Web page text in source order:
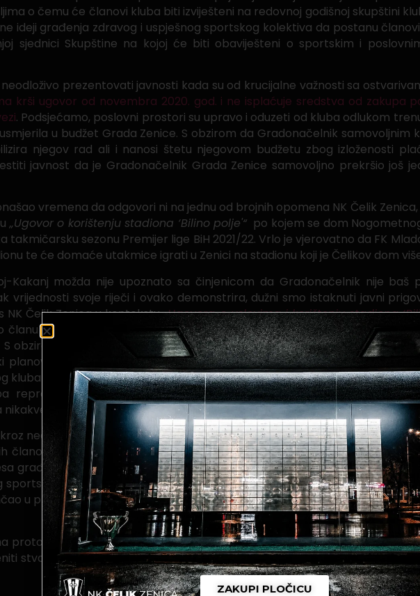
o čemu će članovi kluba biti izviješteni na redovnoj godišnoj skupštini
ideji građenja zdravog i uspješnog sportskog kolektiva da postanu
sjednici Skupštine na kojoj će biti obaviješteni o sportskim i
prezentovati javnosti kada su od krucijalne važnosti sa
krši ugovor od novembra 2020. god. i ne isplaćuje sredstva od zakupa
. Podsjećamo, poslovni prostori su upravo i oduzeti od kluba odlukom
u budžet Grada Zenice. S obzirom da Gradonačelnik samovoljnim
njegov rad ali i nanosi štetu njegovom budžetu zbog izloženosti
javnost da je Gradonačelnik Grada Zenice samovoljno prekršio još
vremena da odgovori ni na jednu od brojnih opomena NK Čelik
„Ugovor o korištenju stadiona ‘Bilino polje'“ po kojem se dom
sezonu Premijer lige BiH 2021/22. Vrlo je vjerovatno da FK
te će domaće utakmice igrati u Zenici na stadionu koji je Čelikov dom
Kakanj možda nije upoznato sa činjenicom da Gradonačelnik nije
vrijednosti svoje riječi i ovako demonstrira, dužni smo istaknuti javni
NK Čelik Zenica u kontekstu„Ugovora o uslovima i korištenju stadiona
članu 14. tog ugovora, Grad Zenica je dužan blagovremeno pismeno
obzirom da to do sada nije učinjeno, a imajući u vidu već ustanovljeno
planovi NK Čelik Zenica u narednoj sezoni su u neizvjesnosti jer postoji
kluba budu ustupljeni klubu iz drugog grada u kratkom vremenskom roku
reprezentacija naše domovine, svoje treninge i utakmice odigrava
važnosti za naš grad.
nedomaćinsko raspolaganje javnom imovinom po kojem se
članova a prava i obaveze odgađaju za neki budući aneks, ovim putem
građana Zenice zaštiti dignitet grada ali i kluba koji ga ponosno
kolektiva koji je kompletnu sezonu nakon iživljavanja
u plusu bez finansijske podrške iz javnog sektora kao jedan od rijetkih
protokol Grada Zenice uz rok za dostavljanje očitovanja u kontekstu
stvarne namjere – ovo nije prvi put da Gradonačelnik sa svojim
ZAKUPI PLOČICU